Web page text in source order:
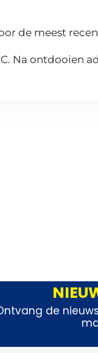
de meest
Na ontdooien
de